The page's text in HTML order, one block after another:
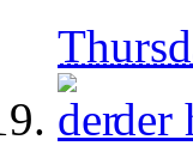
der